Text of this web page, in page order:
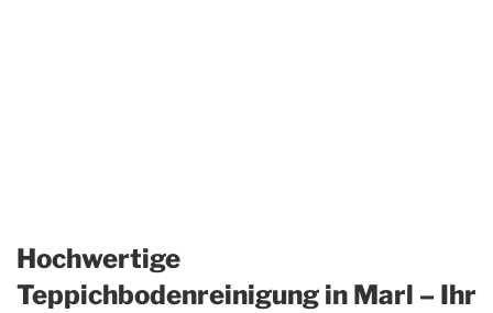
Hochwertige
Teppichbodenreinigung in Marl – Ihr